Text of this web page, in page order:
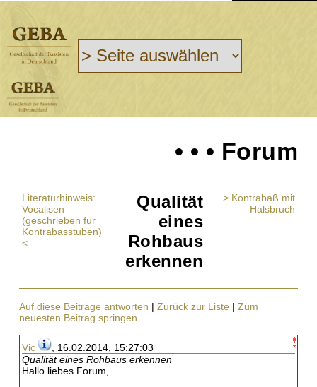
• • • Forum
Literaturhinweis:
Vocalisen
(geschrieben für
Kontrabasstuben)
<
Qualität
eines
Rohbaus
erkennen
> Kontrabaß mit
Halsbruch
Auf diese Beiträge antworten | Zurück zur Liste | Zum
neuesten Beitrag springen
Vic
, 16.02.2014, 15:27:03
Qualität eines Rohbaus erkennen
Hallo liebes Forum,